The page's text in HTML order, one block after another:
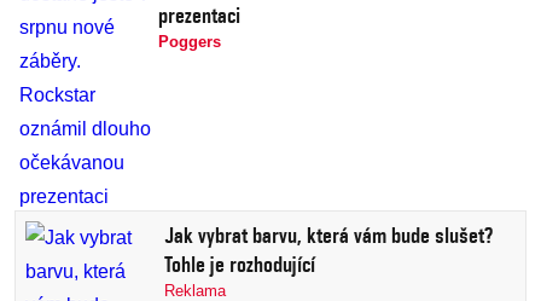
prezentaci
Poggers
Jak vybrat barvu, která vám bude slušet?
Tohle je rozhodující
Reklama